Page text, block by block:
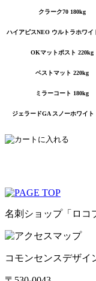
クラーク70 180kg
ハイアピスNEO ウルトラホワイ
OKマットポスト 220kg
ベストマット 220kg
ミラーコート 180kg
ジェラードGA スノーホワイト
名刺ショップ「ロコ
コモンセンスデザイ